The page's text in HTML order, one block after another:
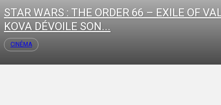
STAR WARS : THE ORDER 66 – EXILE OF
KOVA DÉVOILE SON...
CINÉMA